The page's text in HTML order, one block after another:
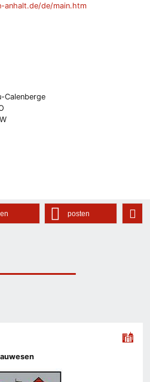
anhalt.de/de/main.htm
Calenberge
posten